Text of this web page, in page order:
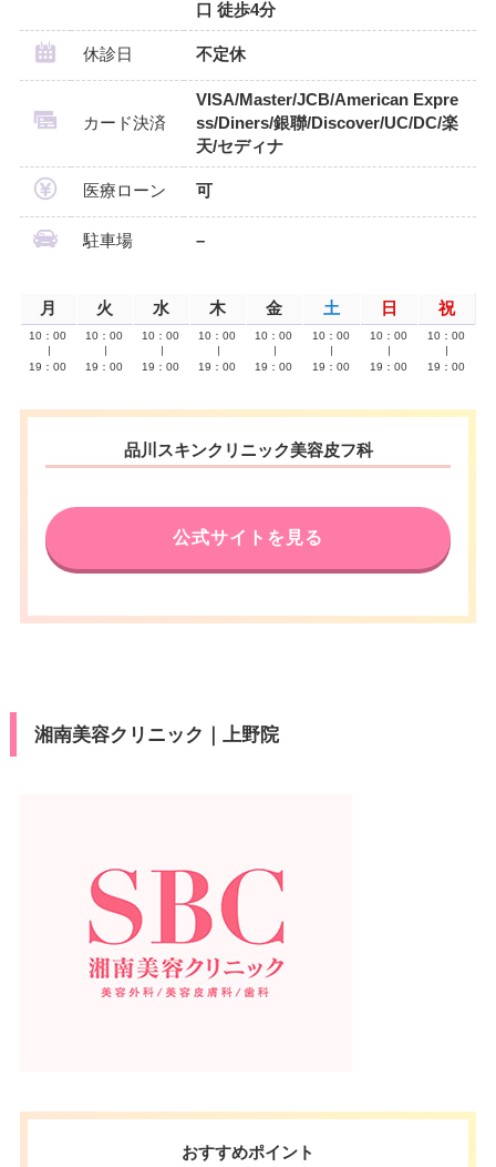
口 徒歩4分
休診日 不定休
カード決済
VISA/Master/JCB/American Expre
ss/Diners/銀聯/Discover/UC/DC/楽
天/セディナ
医療ローン 可
駐車場 –
月 火 水 木 金 土 日 祝
10：00
19：00
10：00
19：00
10：00
19：00
10：00
19：00
10：00
19：00
10：00
19：00
10：00
19：00
10：00
19：00
品川スキンクリニック美容皮フ科
公式サイトを見る
湘南美容クリニック｜上野院
おすすめポイント